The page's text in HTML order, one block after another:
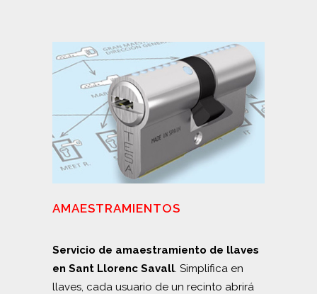
AMAESTRAMIENTOS
Servicio de amaestramiento de llaves
en Sant Llorenc Savall. Simplifica en
llaves, cada usuario de un recinto abrirá